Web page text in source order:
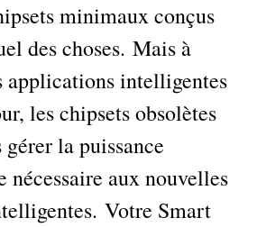
minimaux conçus
des choses. Mais à
applications intelligentes
les chipsets obsolètes
la puissance
nécessaire aux nouvelles
Votre Smart